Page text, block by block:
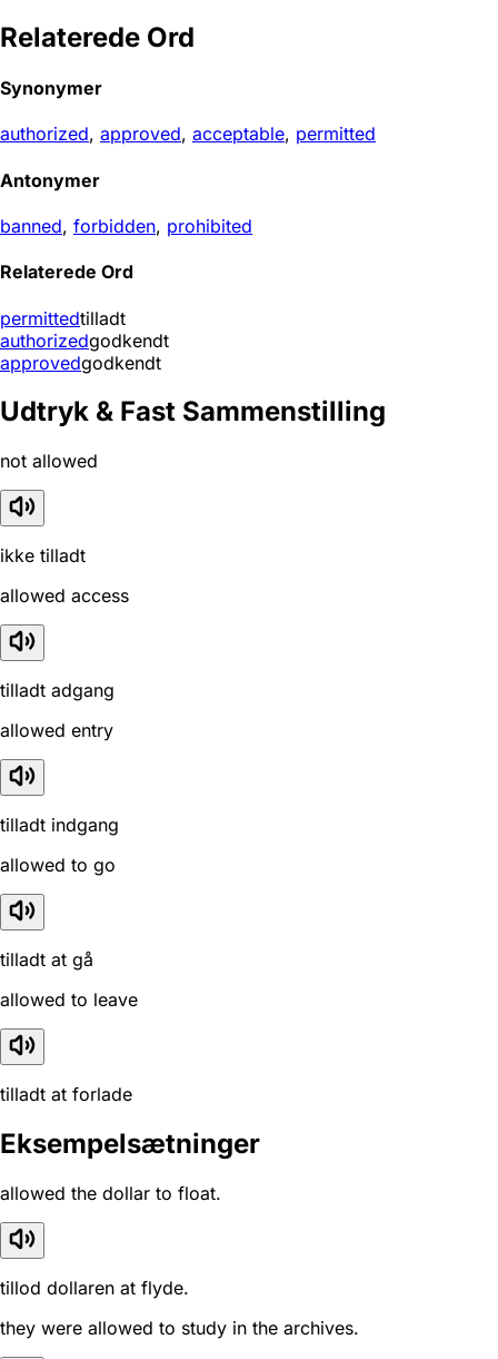
Relaterede Ord
Synonymer
authorized, approved, acceptable, permitted
Antonymer
banned, forbidden, prohibited
Relaterede Ord
permittedtilladt
authorizedgodkendt
approvedgodkendt
Udtryk & Fast Sammenstilling
not allowed
ikke tilladt
allowed access
tilladt adgang
allowed entry
tilladt indgang
allowed to go
tilladt at gå
allowed to leave
tilladt at forlade
Eksempelsætninger
allowed the dollar to float.
tillod dollaren at flyde.
they were allowed to study in the archives.